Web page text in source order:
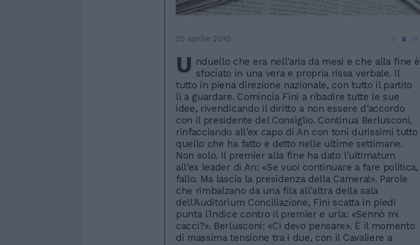
25 aprile 2010 a
U nduello che era nell'aria da mesi e che alla fine è
sfociato in una vera e propria rissa verbale. Il
tutto in piena direzione nazionale, con tutto il partito
lì a guardare. Comincia Fini a ribadire tutte le sue
idee, rivendicando il diritto a non essere d'accordo
con il presidente del Consiglio. Continua Berlusconi,
rinfacciando all'ex capo di An con toni durissimi tutto
quello che ha fatto e detto nelle ultime settimane.
Non solo. Il premier alla fine ha dato l'ultimatum
all'ex leader di An: «Se vuoi continuare a fare politica,
fallo. Ma lascia la presidenza della Camera!». Parole
che rimbalzano da una fila all'altra della sala
dell'Auditorium Conciliazione, Fini scatta in piedi
punta l'indice contro il premier e urla: «Sennò mi
cacci?». Berlusconi: «Ci devo pensare». È il momento
di massima tensione tra i due, con il Cavaliere a